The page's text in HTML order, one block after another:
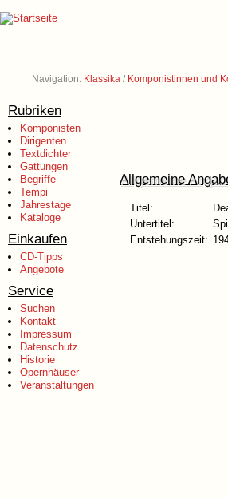
Navigation: Klassika / Komponistinnen und
Rubriken
Komponisten
Dirigenten
Textdichter
Gattungen
Begriffe
Tempi
Jahrestage
Kataloge
Einkaufen
CD-Tipps
Angebote
Service
Suchen
Kontakt
Impressum
Datenschutz
Historie
Opernhäuser
Veranstaltungen
Allgemeine
Titel:
Untertitel:
Entstehungszeit: